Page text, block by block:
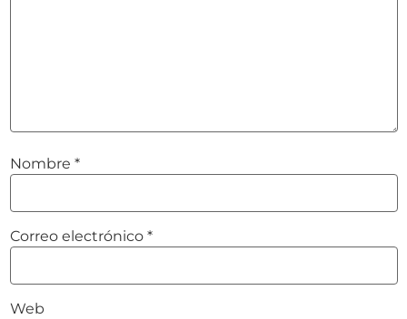
Nombre *
Correo electrónico *
Web